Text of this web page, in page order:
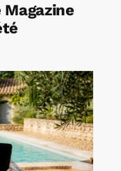
Magazine